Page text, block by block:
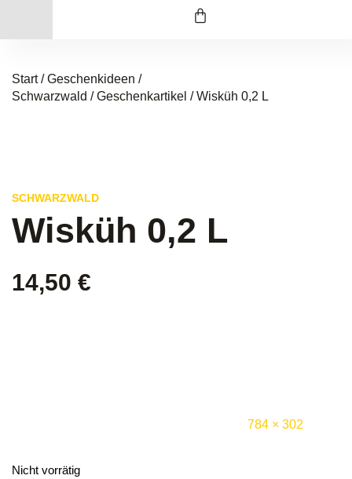
Start/Geschenkideen /
Schwarzwald /Geschenkartikel / Wisküh 0,2 L
SCHWARZWALD
Wisküh 0,2 L
14,50 €
784 × 302
Nicht vorrätig